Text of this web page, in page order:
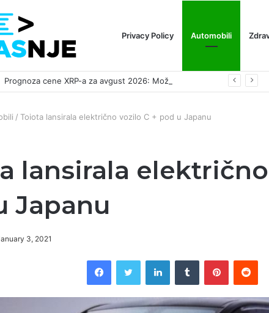
Privacy Policy Automobili
/ Toiota lansirala električno vozilo C + pod u Japanu
lansirala
Japanu
3, 2021
FacebookTwitter LinkedInTumblr Pinterest